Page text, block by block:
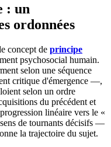
: un
ordonnées
concept de principe
psychosocial humain.
selon une séquence
critique d'émergence —,
selon un ordre
du précédent et
linéaire vers le «
de tournants décisifs —
la trajectoire du sujet.